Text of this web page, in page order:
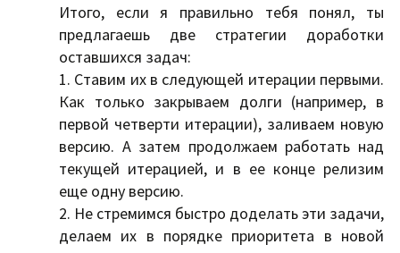
Итого, если я правильно тебя понял, ты
предлагаешь две стратегии доработки
оставшихся задач:
1. Ставим их в следующей итерации первыми.
Как только закрываем долги (например, в
первой четверти итерации), заливаем новую
версию. А затем продолжаем работать над
текущей итерацией, и в ее конце релизим
еще одну версию.
2. Не стремимся быстро доделать эти задачи,
делаем их в порядке приоритета в новой